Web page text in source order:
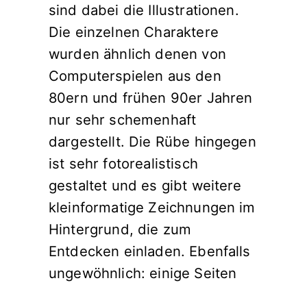
sind dabei die Illustrationen.
Die einzelnen Charaktere
wurden ähnlich denen von
Computerspielen aus den
80ern und frühen 90er Jahren
nur sehr schemenhaft
dargestellt. Die Rübe hingegen
ist sehr fotorealistisch
gestaltet und es gibt weitere
kleinformatige Zeichnungen im
Hintergrund, die zum
Entdecken einladen. Ebenfalls
ungewöhnlich: einige Seiten